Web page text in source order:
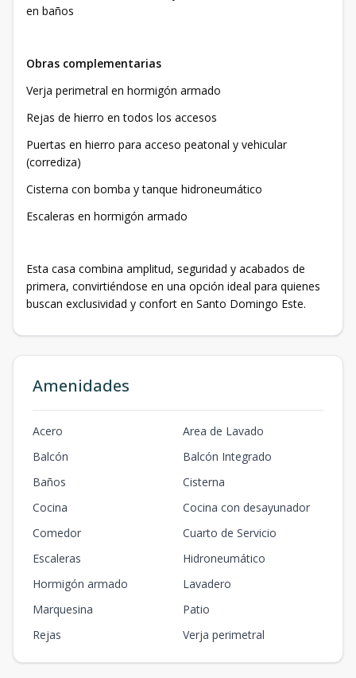
en baños
Obras complementarias
Verja perimetral en hormigón armado
Rejas de hierro en todos los accesos
Puertas en hierro para acceso peatonal y vehicular
(corrediza)
Cisterna con bomba y tanque hidroneumático
Escaleras en hormigón armado
Esta casa combina amplitud, seguridad y acabados de
primera, convirtiéndose en una opción ideal para quienes
buscan exclusividad y confort en Santo Domingo Este.
Amenidades
Acero
Area de Lavado
Balcón
Balcón Integrado
Baños
Cisterna
Cocina
Cocina con desayunador
Comedor
Cuarto de Servicio
Escaleras
Hidroneumático
Hormigón armado
Lavadero
Marquesina
Patio
Rejas
Verja perimetral